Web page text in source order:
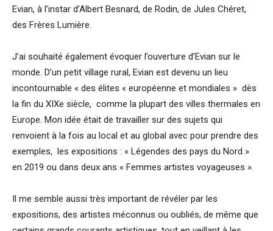
Evian, à l’instar d’Albert Besnard, de Rodin, de Jules Chéret,
des Frères Lumière.
J’ai souhaité également évoquer l’ouverture d’Evian sur le
monde. D’un petit village rural, Evian est devenu un lieu
incontournable « des élites « européenne et mondiales » dès
la fin du XIXe siècle, comme la plupart des villes thermales en
Europe. Mon idée était de travailler sur des sujets qui
renvoient à la fois au local et au global avec pour prendre des
exemples, les expositions : « Légendes des pays du Nord »
en 2019 ou dans deux ans « Femmes artistes voyageuses ».
Il me semble aussi très important de révéler par les
expositions, des artistes méconnus ou oubliés, de même que